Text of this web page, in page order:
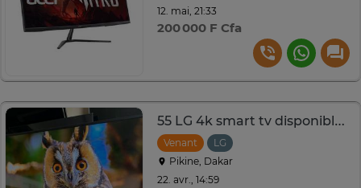
12. mai, 21:33
200 000 F Cfa
55 LG 4k smart tv disponible authentiques
Venant
LG
Pikine, Dakar
22. avr., 14:59